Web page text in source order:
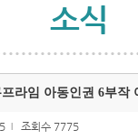
소식
라임 아동인권 6부작
l 조회수 7775